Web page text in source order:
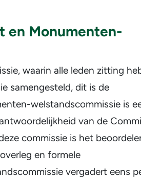
en Monumenten-
waarin alle leden zitting
samengesteld, dit is de
welstandscommissie is
van de
commissie is het
en formele
vergadert eens